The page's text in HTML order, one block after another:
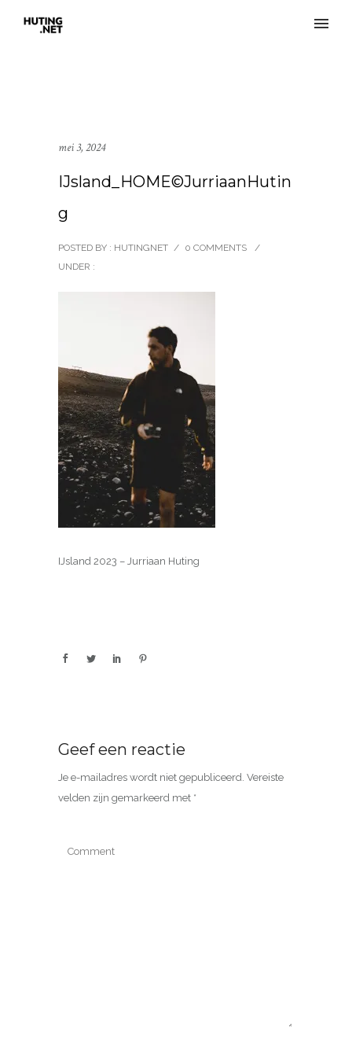
mei 3, 2024
IJsland_HOME©JurriaanHutin
g
POSTED BY : HUTINGNET / 0 COMMENTS
/
UNDER :
IJsland 2023 – Jurriaan Huting
Geef een reactie
Je e-mailadres wordt niet gepubliceerd. Vereiste
velden zijn gemarkeerd met *